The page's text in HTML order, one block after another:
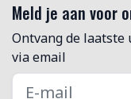
Meld je aan voor
Ontvang de laatste
via email